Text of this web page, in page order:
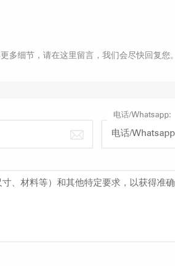
多细节，请在这里留言，我们会尽快回复您。
电话/Whatsapp: